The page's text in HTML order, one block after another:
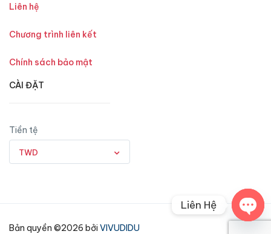
Liên hệ
Chương trình liên kết
Chính sách bảo mật
CÀI ĐẶT
Tiền tệ
TWD
Bản quyền ©2026 bởi VIVUDIDU
Liên Hệ